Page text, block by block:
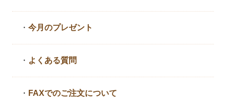
・今月のプレゼント
・ よくある質問
・ FAXでのご注文について